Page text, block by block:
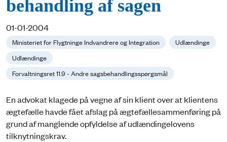
behandling af sagen
01-01-2004
Ministeriet for Flygtninge Indvandrere og Integration
Udlændinge
Udlændinge
Forvaltningsret 11.9 - Andre sagsbehandlingsspørgsmål
En advokat klagede på vegne af sin klient over at klientens
ægtefælle havde fået afslag på ægtefællesammenføring på
grund af manglende opfyldelse af udlændingelovens
tilknytningskrav.